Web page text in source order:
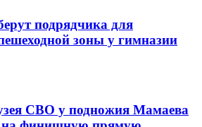
подрядчика для
зоны у гимназии
СВО у подножия Мамаева